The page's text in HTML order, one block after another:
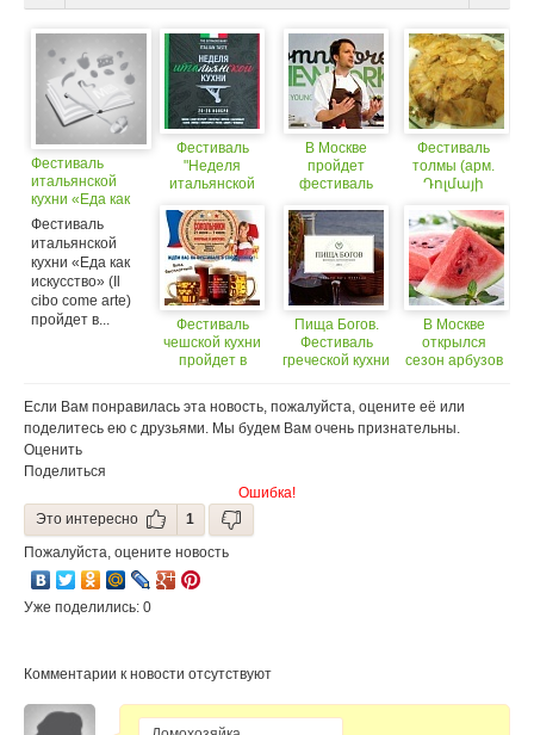
Фестиваль
итальянской
кухни «Еда как
искусство» (Il
cibo come arte)
стартовал в
Москве
Фестиваль
итальянской
кухни «Еда как
искусство» (Il
cibo come arte)
пройдет в...
Фестиваль
"Неделя
итальянской
Фестиваль
чешской кухни
пройдет в
В Москве
пройдет
фестиваль
кухни Omnivore
Пища Богов.
Фестиваль
греческой кухни
января-02
февраля
Фестиваль
толмы (арм.
Դոլմայի
— ежегодный
всеармянский
фестиваль
национальной
кухни.
В Москве
открылся
сезон арбузов
Если Вам понравилась эта новость, пожалуйста, оцените её или
поделитесь ею с друзьями. Мы будем Вам очень признательны.
Оценить
Поделиться
Ошибка!
Это интересно
1
Пожалуйста, оцените новость
Уже поделились: 0
Комментарии к новости отсутствуют